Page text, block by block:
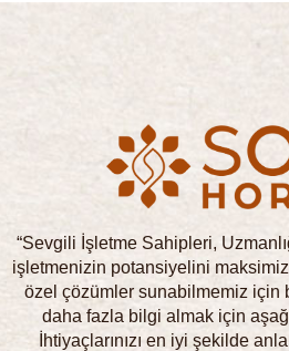
“Sevgili İşletme Sahipleri,
işletmenizin potansiyelini
özel çözümler sunabilmemiz için
daha fazla bilgi almak için
İhtiyaçlarınızı en iyi şekilde